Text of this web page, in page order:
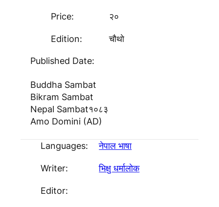
Price: २०
Edition: चाैथाे
Published Date:
Buddha Sambat
Bikram Sambat
Nepal Sambat१०८३
Amo Domini (AD)
Languages: नेपाल भाषा
Writer: भिक्षु धर्मालाेक
Editor: